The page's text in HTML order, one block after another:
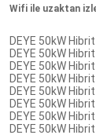
Wifi ile uzaktan
DEYE 50kW
DEYE 50kW
DEYE 50kW
DEYE 50kW
DEYE 50kW
DEYE 50kW
DEYE 50kW
DEYE 50kW